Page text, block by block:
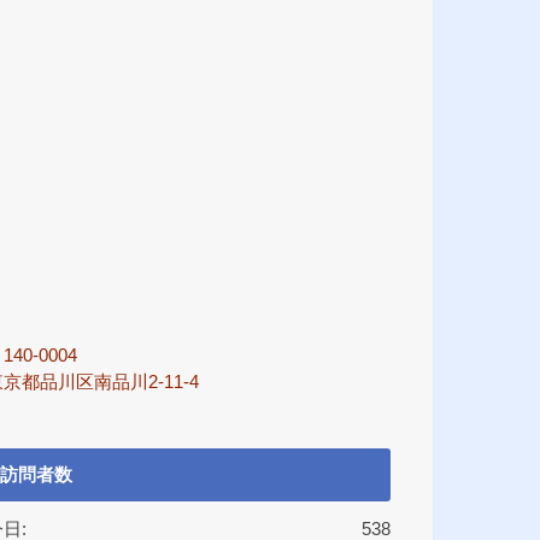
140-0004
京都品川区南品川2-11-4
訪問者数
538
: